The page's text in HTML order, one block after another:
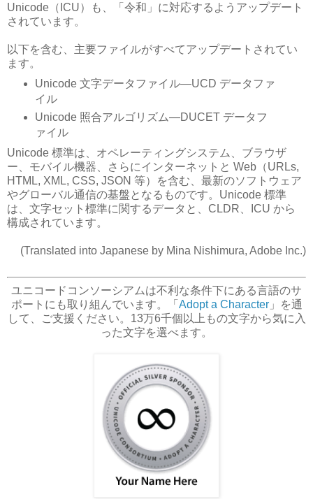
Unicode（ICU）も、「令和」に対応するようアップデート
されています。
以下を含む、主要ファイルがすべてアップデートされてい
ます。
Unicode 文字データファイル—UCD データファ
イル
Unicode 照合アルゴリズム—DUCET データフ
ァイル
Unicode 標準は、オペレーティングシステム、ブラウザ
ー、モバイル機器、さらにインターネットと Web（URLs,
HTML, XML, CSS, JSON 等）を含む、最新のソフトウェア
やグローバル通信の基盤となるものです。Unicode 標準
は、文字セット標準に関するデータと、CLDR、ICU から
構成されています。
(Translated into Japanese by Mina Nishimura, Adobe Inc.)
ユニコードコンソーシアムは不利な条件下にある言語のサ
ポートにも取り組んでいます。「 Adopt a Character」を通
して、ご支援ください。13万6千個以上もの文字から気に入
った文字を選べます。